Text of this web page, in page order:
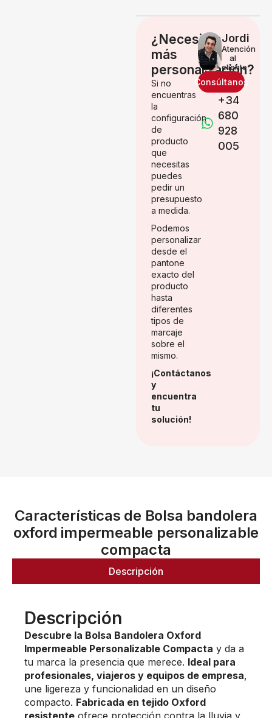
¿Necesitas
más
personalización?
Si no
encuentras
la
configuración
de
producto
que
necesitas
puedes
pedir un
presupuesto
a medida.
Podemos
personalizar
desde el
pantone
exacto del
producto
hasta
diferentes
tipos de
marcaje
sobre el
mismo.
¡Contáctanos
y
encuentra
tu
solución!
Jordi
Atención
al
cliente
Consúltanos
+34
680
928
005
Características de Bolsa bandolera
oxford impermeable personalizable
compacta
Descripción
Descripción
Descubre la Bolsa Bandolera Oxford
Impermeable Personalizable Compacta y da a
tu marca la presencia que merece. Ideal para
profesionales, viajeros y equipos de empresa,
une ligereza y funcionalidad en un diseño
compacto. Fabricada en tejido Oxford
resistente ofrece protección contra la lluvia y